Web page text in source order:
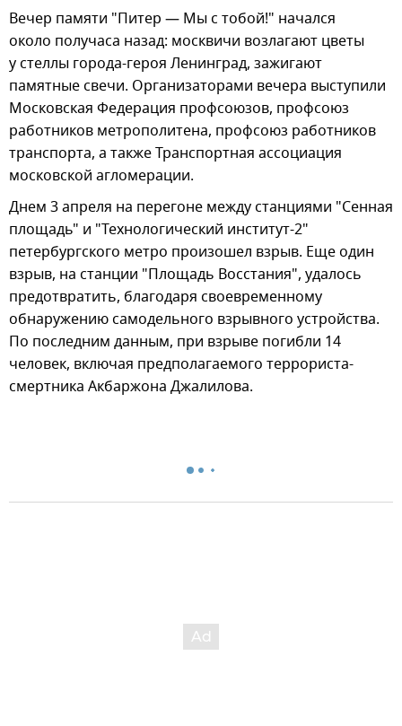
Вечер памяти "Питер — Мы с тобой!" начался
около получаса назад: москвичи возлагают цветы
у стеллы города-героя Ленинград, зажигают
памятные свечи. Организаторами вечера выступили
Московская Федерация профсоюзов, профсоюз
работников метрополитена, профсоюз работников
транспорта, а также Транспортная ассоциация
московской агломерации.
Днем 3 апреля на перегоне между станциями "Сенная
площадь" и "Технологический институт-2"
петербургского метро произошел взрыв. Еще один
взрыв, на станции "Площадь Восстания", удалось
предотвратить, благодаря своевременному
обнаружению самодельного взрывного устройства.
По последним данным, при взрыве погибли 14
человек, включая предполагаемого террориста-
смертника Акбаржона Джалилова.